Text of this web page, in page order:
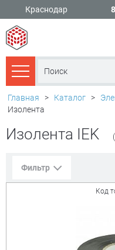
Краснодар
Каталог товаров
Главная > Каталог >
Изолента
Изолента IEK
Фильтр
Код